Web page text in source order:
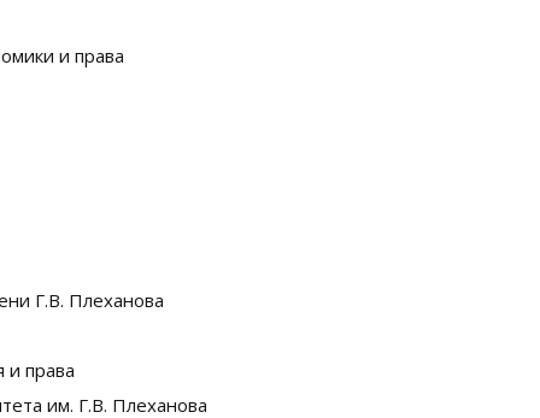
и права
Г.В. Плеханова
и права
им. Г.В. Плеханова